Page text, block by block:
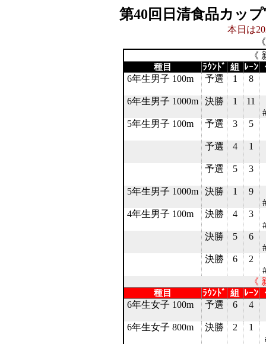
第40回日清食品カッ
本日は
《
種目 ﾗｳﾝﾄﾞ 組 ﾚｰﾝ
6年生男子 100m 予選 1 8
6年生男子 1000m 決勝 1
11
5年生男子 100m
予選 3 5
予選 4 1
予選 5 3
5年生男子 1000m 決勝 1
9
4年生男子 100m
決勝 4
3
決勝
5
6
決勝
6
2
《
種目 ﾗｳﾝﾄﾞ 組 ﾚｰﾝ
6年生女子 100m 予選 6 4
6年生女子 800m 決勝 2
1